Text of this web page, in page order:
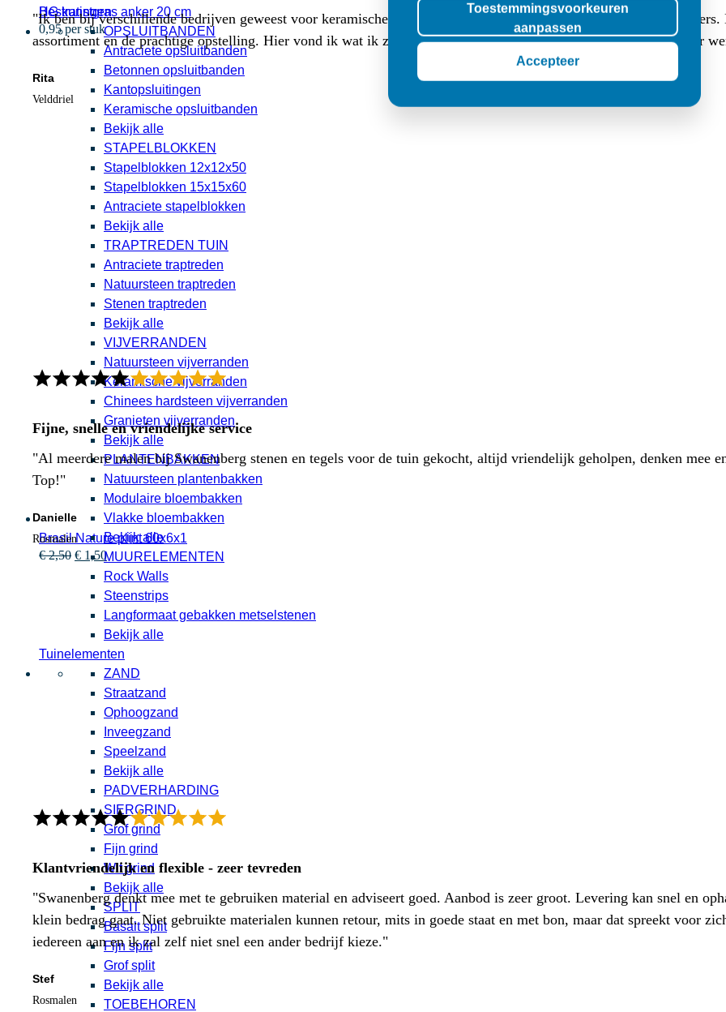
HG kunstgras anker 20 cm
0,95 per stuk
Brasil Nature plint 60x6x1
€2,50 Oorspronkelijke
was:
€ 2,50.
€ 1,50Huidige
prijs
is:
€ 1,50.
Bestratingen
OPSLUITBANDEN
Antraciete opsluitbanden
Betonnen opsluitbanden
Kantopsluitingen
Keramische opsluitbanden
Bekijk alle
STAPELBLOKKEN
Stapelblokken 12x12x50
Stapelblokken 15x15x60
Antraciete stapelblokken
Bekijk alle
TRAPTREDEN TUIN
Antraciete traptreden
Natuursteen traptreden
Stenen traptreden
Bekijk alle
VIJVERRANDEN
Natuursteen vijverranden
Keramische vijverranden
Chinees hardsteen vijverranden
Granieten vijverranden
Bekijk alle
PLANTENBAKKEN
Natuursteen plantenbakken
Modulaire bloembakken
Vlakke bloembakken
Bekijk alle
MUURELEMENTEN
Rock Walls
Steenstrips
Langformaat gebakken metselstenen
Bekijk alle
Tuinelementen
ZAND
Straatzand
Ophoogzand
Inveegzand
Speelzand
Bekijk alle
PADVERHARDING
SIERGRIND
Grof grind
Fijn grind
Wit grind
Bekijk alle
SPLIT
Basalt split
Fijn split
Grof split
Bekijk alle
TOEBEHOREN
"Ik ben bij verschillende bedrijven geweest voor keramische buitentegels (3 cm dik, 80x80) en (luxe lange)
assortiment en de prachtige opstelling. Hier vond ik wat ik zocht. Ik werd er met veel geduld goed geholpen en er
Rita
Velddriel
Fijne, snelle en vriendelijke service
"Al meerdere malen bij Swanenberg stenen en tegels voor de tuin gekocht, altijd vriendelijk geholpen, denken mee
Top!"
Danielle
Rosmalen
Klantvriendelijk en flexible - zeer tevreden
"Swanenberg denkt mee met te gebruiken material en adviseert goed. Aanbod is zeer groot. Levering kan snel en
klein bedrag gaat. Niet gebruikte materialen kunnen retour, mits in goede staat en met bon, maar dat spreekt voor
iedereen aan en ik zal zelf niet snel een ander bedrijf kieze."
Stef
Rosmalen
Toestemmingsvoorkeuren
aanpassen
Accepteer